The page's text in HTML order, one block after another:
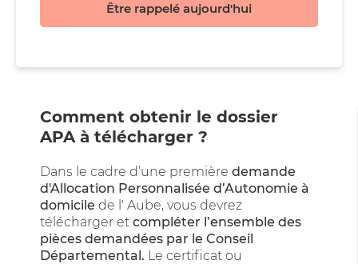
Être rappelé aujourd'hui
Comment obtenir le dossier
APA à télécharger ?
Dans le cadre d’une première demande
d'Allocation Personnalisée d’Autonomie à
domicile de l' Aube, vous devrez
télécharger et compléter l’ensemble des
pièces demandées par le Conseil
Départemental. Le certificat ou